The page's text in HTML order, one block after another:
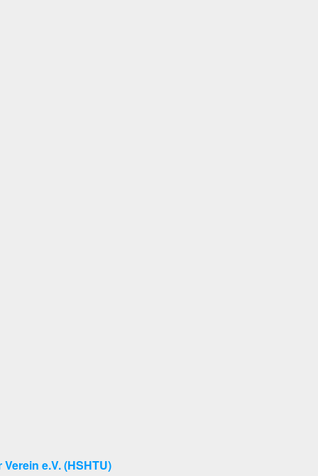
e.V. (HSHTU)